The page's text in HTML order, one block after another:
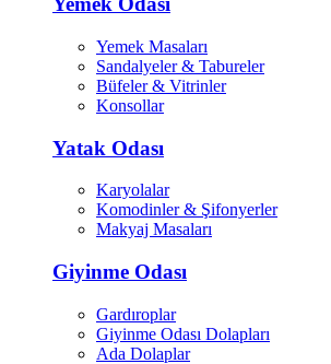
Yemek Masaları
Sandalyeler & Tabureler
Büfeler & Vitrinler
Konsollar
Yatak Odası
Karyolalar
Komodinler & Şifonyerler
Makyaj Masaları
Giyinme Odası
Gardıroplar
Giyinme Odası Dolapları
Ada Dolaplar